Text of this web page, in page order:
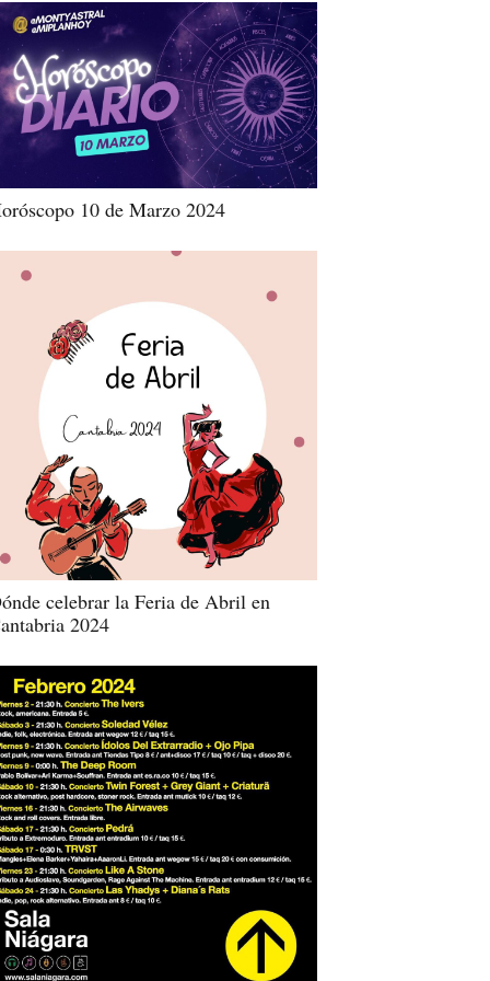
10 de Marzo 2024
celebrar la Feria de Abril en
2024